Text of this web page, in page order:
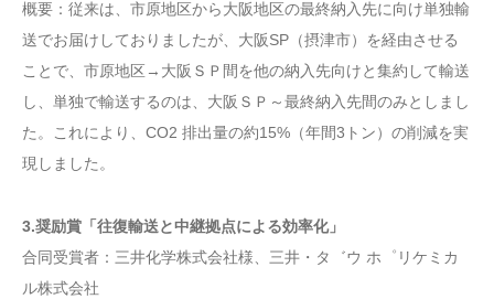
概要：従来は、市原地区から大阪地区の最終納入先に向け単独輸
送でお届けしておりましたが、大阪SP（摂津市）を経由させる
ことで、市原地区→大阪ＳＰ間を他の納入先向けと集約して輸送
し、単独で輸送するのは、大阪ＳＰ～最終納入先間のみとしまし
た。これにより、CO2 排出量の約15%（年間3トン）の削減を実
現しました。
3.奨励賞「往復輸送と中継拠点による効率化」
合同受賞者：三井化学株式会社様、三井・タ゛ウ ホ゜リケミカ
ル株式会社